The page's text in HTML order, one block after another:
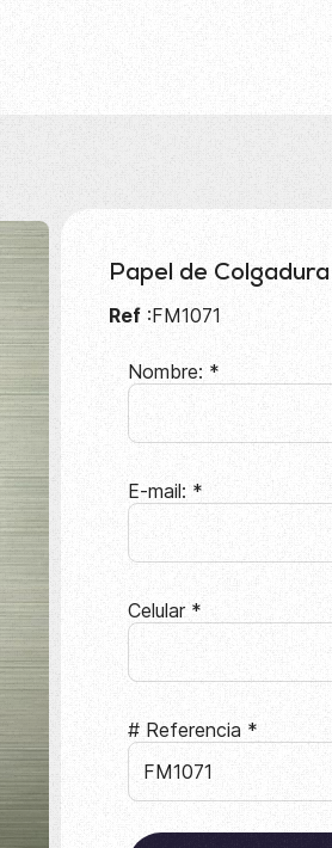
Papel de Colgadura
Ref:FM1071
Nombre: *
E-mail: *
Celular *
# Referencia *